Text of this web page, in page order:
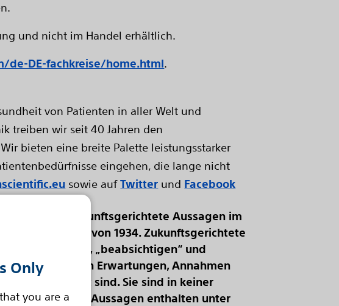
Only
you are a
und nicht im Handel erhältlich.
DE-fachkreise/home.html.
von Patienten in aller Welt und
treiben wir seit 40 Jahren den
bieten eine breite Palette leistungsstarker
eingehen, die lange nicht
sowie aufTwitter und Facebook
enthält zukunftsgerichtete Aussagen im
Exchange Act von 1934. Zukunftsgerichtete
„schätzen“, „beabsichtigen“ und
auf unseren Erwartungen, Annahmen
gelangt sind. Sie sind in keiner
Aussagen enthalten unter